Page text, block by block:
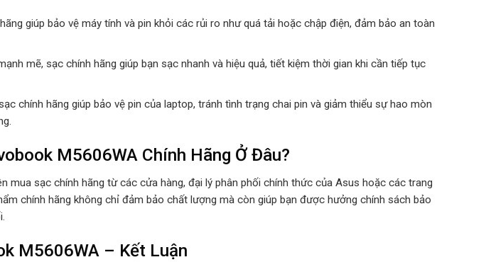
giúp bảo vệ máy tính và pin khỏi các rủi ro như quá tải hoặc chập điện, đảm bảo an toàn
mẽ, sạc chính hãng giúp bạn sạc nhanh và hiệu quả, tiết kiệm thời gian khi cần tiếp tục
chính hãng giúp bảo vệ pin của laptop, tránh tình trạng chai pin và giảm thiểu sự hao mòn
M5606WA Chính Hãng Ở Đâu?
mua sạc chính hãng từ các cửa hàng, đại lý phân phối chính thức của Asus hoặc các trang
chính hãng không chỉ đảm bảo chất lượng mà còn giúp bạn được hưởng chính sách bảo
M5606WA – Kết Luận